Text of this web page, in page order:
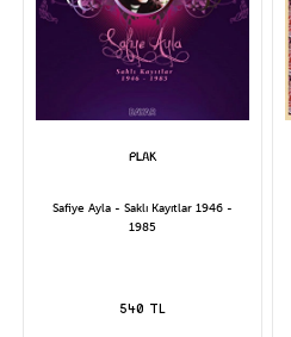
Safiye Ayla - Saklı Kayıtlar 1946 -
1985
540 TL